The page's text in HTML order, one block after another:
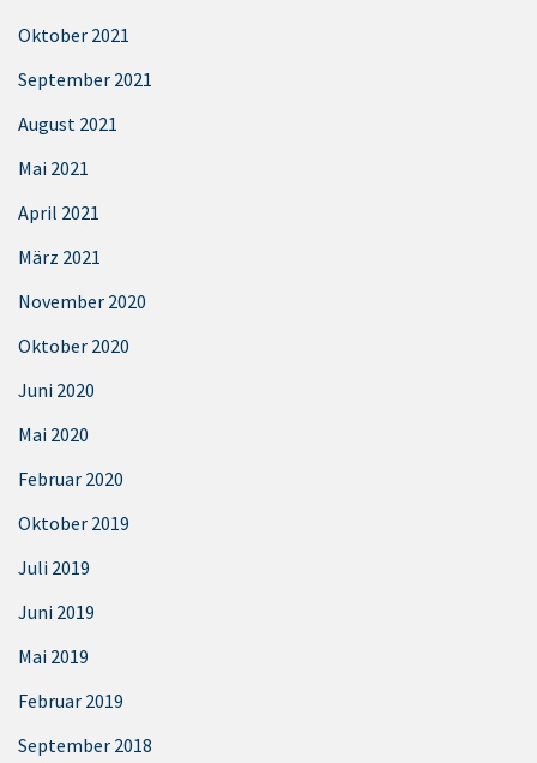
Oktober 2021
September 2021
August 2021
Mai 2021
April 2021
März 2021
November 2020
Oktober 2020
Juni 2020
Mai 2020
Februar 2020
Oktober 2019
Juli 2019
Juni 2019
Mai 2019
Februar 2019
September 2018